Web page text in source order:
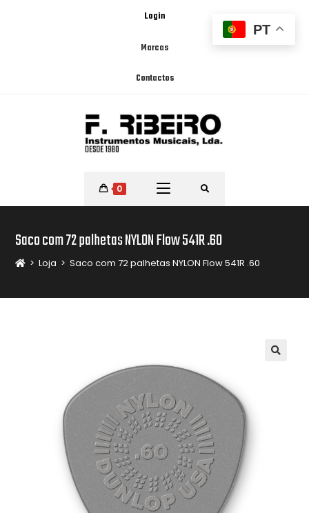
Login
Marcas
Contactos
0
Saco com 72 palhetas NYLON Flow 541R .60
> Loja > Saco com 72 palhetas NYLON Flow 541R .60
PT